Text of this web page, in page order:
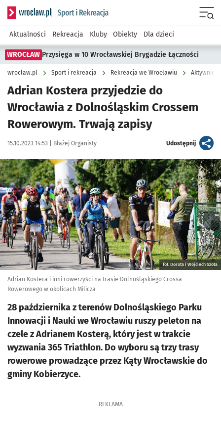
Serwis informacyjny wroclaw.pl podserwis: Sport i rekreacja
Aktualności Rekreacja Kluby Obiekty Dla dzieci
WROCŁAW Przysięga w 10 Wrocławskiej Brygadzie Łączności
wroclaw.pl Sport i rekreacja Rekreacja we Wrocławiu Aktywnie
Adrian Kostera przyjedzie do
Wrocławia z Dolnośląskim Crossem
Rowerowym. Trwają zapisy
Data publikacji:
15.10.2023 14:53 | Autor:
Błażej Organisty Udostępnijartykuł
Kliknij, aby powiększyć
fot. Dorota i Wojciech Szota
Adrian Kostera i inni rowerzyści na trasie Dolnośląskiego Crossa
Rowerowego w okolicach Milicza
28 października z terenów Dolnośląskiego Parku
Innowacji i Nauki we Wrocławiu ruszy peleton na
czele z Adrianem Kosterą, który jest w trakcie
wyzwania 365 Triathlon. Do wyboru są trzy trasy
rowerowe prowadzące przez Kąty Wrocławskie do
gminy Kobierzyce.
REKLAMA